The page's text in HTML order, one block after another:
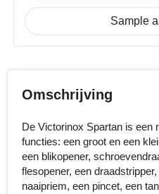
Stilolinea
Swiss Peak
TACX
The One Towelling
Victorinox
Sample
Omschrijving
De Victorinox Spartan is een
functies: een groot en een
een blikopener,
flesopener, een
naaipriem, een pincet, een